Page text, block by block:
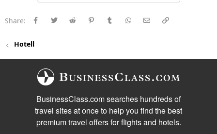
Share: FacebookTwitter Reddit PinterestTumblr WhatsApp
E-post
Hotell
BusinessClass.com searches hundreds of
travel sites at once to help you find the best
premium travel offers for flights and hotels.